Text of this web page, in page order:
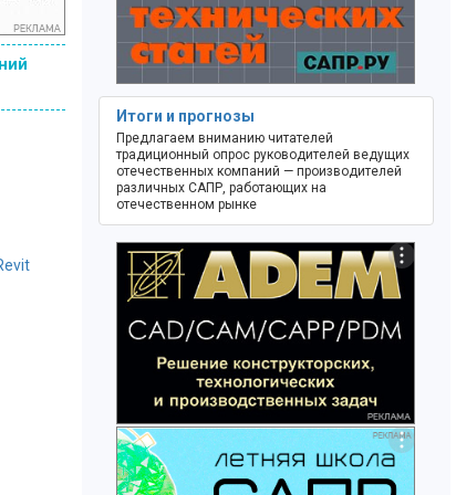
Итоги и прогнозы
Предлагаем вниманию читателей
традиционный опрос руководителей ведущих
отечественных компаний — производителей
различных САПР, работающих на
отечественном рынке